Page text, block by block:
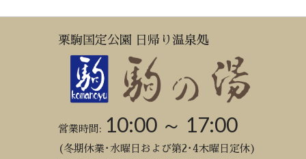
栗駒国定公園 日帰り温泉処
営業時間: 10:00 ～ 17:00
(冬期休業･水曜日および第2･4木曜日定休)